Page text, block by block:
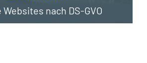
nach DS-GVO